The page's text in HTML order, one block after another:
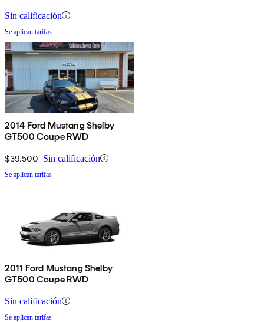
Sin calificación
Se aplican tarifas
2014 Ford Mustang Shelby
GT500 Coupe RWD
$39,500 Sin calificación
Se aplican tarifas
2011 Ford Mustang Shelby
GT500 Coupe RWD
Sin calificación
Se aplican tarifas